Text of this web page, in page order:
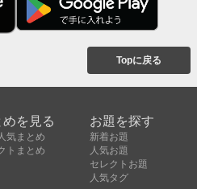
Topに戻る
めを見る
気まとめ
トまとめ
お題を探す
新着お題
人気お題
セレクトお題
人気タグ